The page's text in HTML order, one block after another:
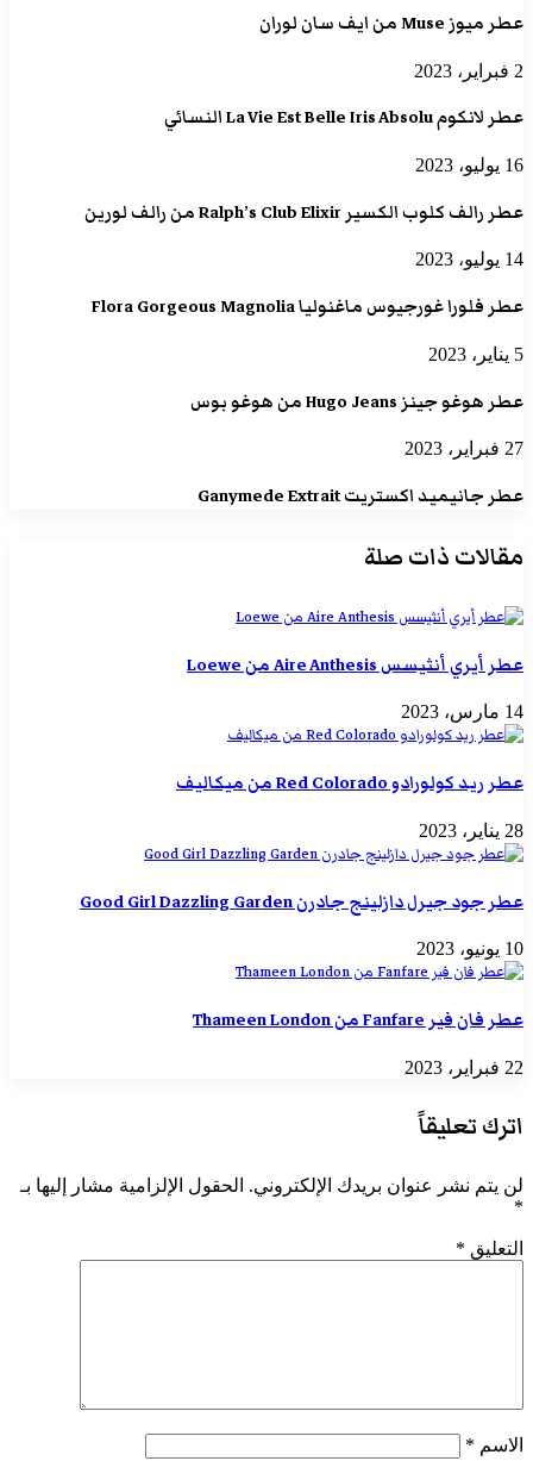
عطر ميوز Muse من ايف سان لوران
2 فبراير، 2023
عطر لانكوم La Vie Est Belle Iris Absolu النسائي
16 يوليو، 2023
عطر رالف كلوب الكسير Ralph’s Club Elixir من رالف لورين
14 يوليو، 2023
عطر فلورا غورجيوس ماغنوليا Flora Gorgeous Magnolia
5 يناير، 2023
عطر هوغو جينز Hugo Jeans من هوغو بوس
27 فبراير، 2023
عطر جانيميد اكستريت Ganymede Extrait
مقالات ذات صلة
عطر أيري أنثيسس Aire Anthesis من Loewe
14 مارس، 2023
عطر ريد كولورادو Red Colorado من ميكاليف
28 يناير، 2023
عطر جود جيرل دازلينج جادرن Good Girl Dazzling Garden
10 يونيو، 2023
عطر فان فير Fanfare من Thameen London
22 فبراير، 2023
اترك تعليقاً
لن يتم نشر عنوان بريدك الإلكتروني. الحقول الإلزامية مشار إليها بـ
*
التعليق *
الاسم *